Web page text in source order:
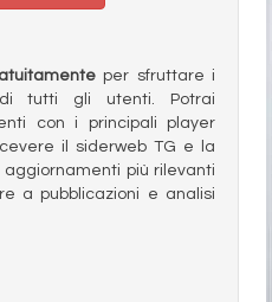
per sfruttare i
tutti gli utenti. Potrai
con i principali player
il siderweb TG e la
più rilevanti
a pubblicazioni e analisi